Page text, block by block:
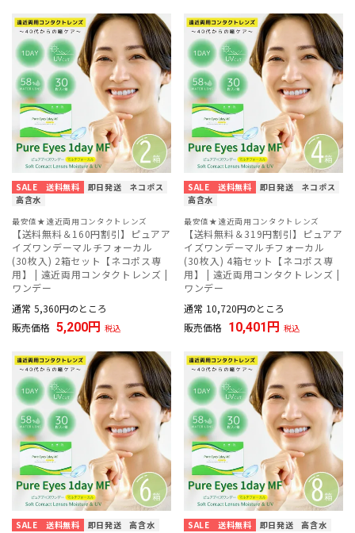
SALE 送料無料 即日発送
ネコポス
高含水
最安値★遠近両用コンタクトレンズ
【送料無料＆160円割引】ピュアア
イズワンデーマルチフォーカル
(30枚入) 2箱セット【ネコポス専
用】 | 遠近両用コンタクトレンズ |
ワンデー
通常 5,360
のところ
販売価格 5,200 税込
SALE 送料無料 即日発送
ネコポス
高含水
最安値★遠近両用コンタクトレンズ
【送料無料＆319円割引】ピュアア
イズワンデーマルチフォーカル
(30枚入) 4箱セット【ネコポス専
用】 | 遠近両用コンタクトレンズ |
ワンデー
通常 10,720
のところ
販売価格 10,401 税込
SALE 送料無料 即日発送 高含水 SALE 送料無料 即日発送 高含水